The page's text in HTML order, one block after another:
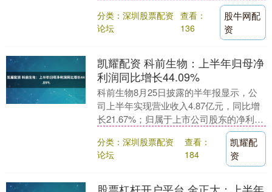
分类：深圳股票配资
论坛
查看：
136
股牛网配
资
凯耀配资 科前生物：上半年归母净
利润同比增长44.09%
科前生物8月25日披露的半年报显示，公
司上半年实现营业收入4.87亿元，同比增
长21.67%；归属于上市公司股东的净利润
2.2亿元，同比增长44.09%；基本每....
分类：深圳股票配资
论坛
查看：
184
凯耀配
资